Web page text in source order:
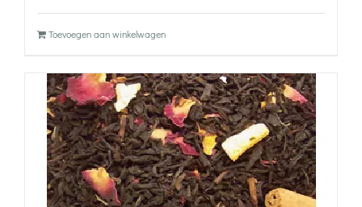
Toevoegen aan winkelwagen